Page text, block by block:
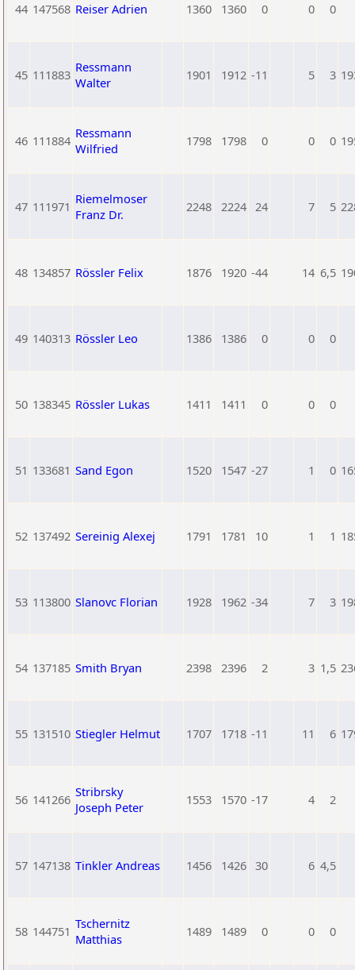
44 147568 Reiser Adrien 1360 1360 0 0 0
45 111883 Ressmann
Walter
1901 1912 -11 5 3
46 111884 Ressmann
Wilfried
1798 1798 0 0 0
47 111971 Riemelmoser
Franz Dr.
2248 2224 24 7 5
48 134857 Rössler Felix 1876 1920 -44 14 6,5
49 140313 Rössler Leo 1386 1386 0 0 0
50 138345 Rössler Lukas 1411 1411 0 0 0
51 133681 Sand Egon 1520 1547 -27 1 0
52 137492 Sereinig Alexej 1791 1781 10 1 1
53 113800 Slanovc Florian 1928 1962 -34 7 3
54 137185 Smith Bryan 2398 2396 2 3 1,5
55 131510 Stiegler Helmut 1707 1718 -11 11 6
56 141266 Stribrsky
Joseph Peter
1553 1570 -17 4 2
57 147138 Tinkler Andreas 1456 1426 30 6 4,5
58 144751 Tschernitz
Matthias
1489 1489 0 0 0